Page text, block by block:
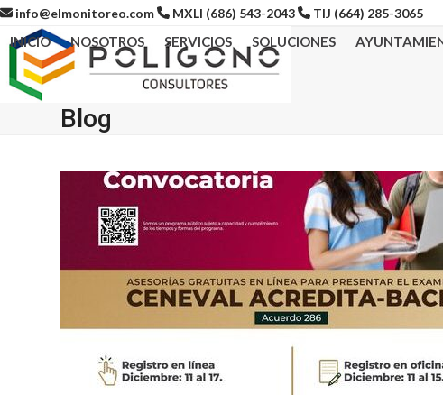
Skip
content
info@elmonitoreo.com MXLI (686) 543-2043 TIJ (664) 285-3065
INICIO NOSOTROS SERVICIOS SOLUCIONES
Blog